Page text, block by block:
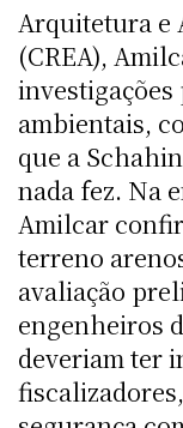
Arquitetura e
(CREA),
ambientais,
que a
nada fez. Na
Amilcar
terreno
avaliação
engenheiros
deveriam ter